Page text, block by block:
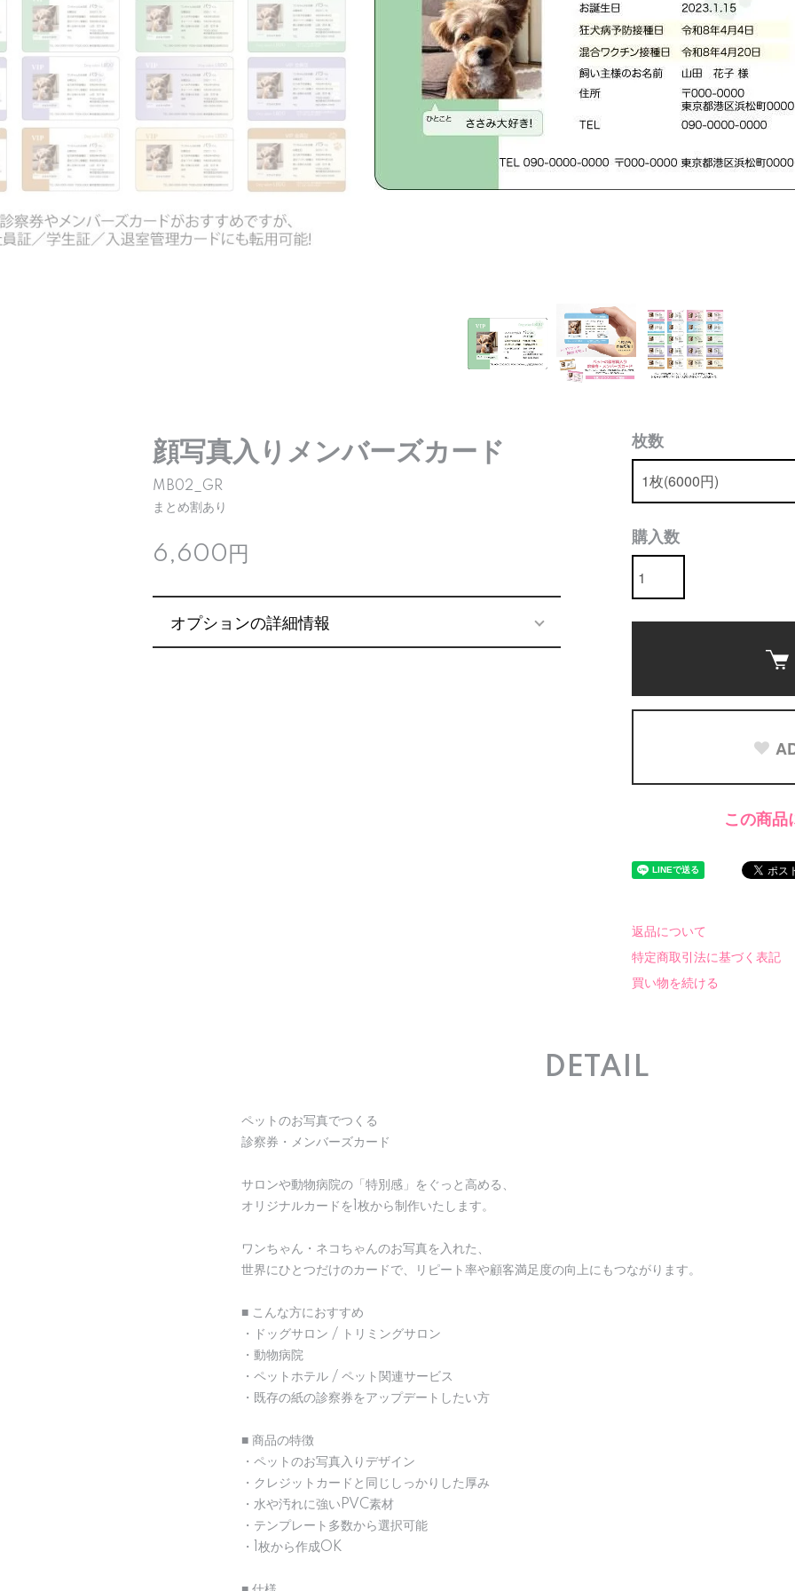
顔写真入りメンバーズカード
MB02_GR
まとめ割あり
6,600円
オプションの詳細情報
枚数
購入数
この商品
返品について
特定商取引法に基づく表記
買い物を続ける
DETAIL
ペットのお写真でつくる
診察券・メンバーズカード
サロンや動物病院の「特別感」をぐっと高める、
オリジナルカードを1枚から制作いたします。
ワンちゃん・ネコちゃんのお写真を入れた、
世界にひとつだけのカードで、リピート率や顧客満足度の向上にもつながります。
■ こんな方におすすめ
・ドッグサロン / トリミングサロン
・動物病院
・ペットホテル / ペット関連サービス
・既存の紙の診察券をアップデートしたい方
■ 商品の特徴
・ペットのお写真入りデザイン
・クレジットカードと同じしっかりした厚み
・水や汚れに強いPVC素材
・テンプレート多数から選択可能
・1枚から作成OK